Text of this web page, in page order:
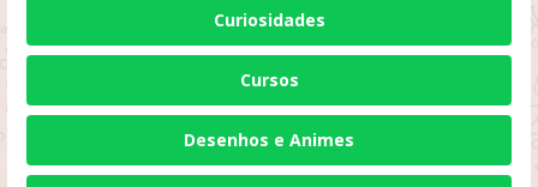
Curiosidades
Cursos
Desenhos e Animes